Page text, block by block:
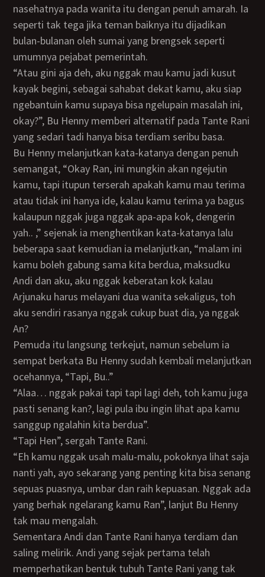
nasehatnya pada wanita itu dengan penuh amarah. Ia
seperti tak tega jika teman baiknya itu dijadikan
bulan-bulanan oleh sumai yang brengsek seperti
umumnya pejabat pemerintah.
“Atau gini aja deh, aku nggak mau kamu jadi kusut
kayak begini, sebagai sahabat dekat kamu, aku siap
ngebantuin kamu supaya bisa ngelupain masalah ini,
okay?”, Bu Henny memberi alternatif pada Tante Rani
yang sedari tadi hanya bisa terdiam seribu basa.
Bu Henny melanjutkan kata-katanya dengan penuh
semangat, “Okay Ran, ini mungkin akan ngejutin
kamu, tapi itupun terserah apakah kamu mau terima
atau tidak ini hanya ide, kalau kamu terima ya bagus
kalaupun nggak juga nggak apa-apa kok, dengerin
yah.. ,” sejenak ia menghentikan kata-katanya lalu
beberapa saat kemudian ia melanjutkan, “malam ini
kamu boleh gabung sama kita berdua, maksudku
Andi dan aku, aku nggak keberatan kok kalau
Arjunaku harus melayani dua wanita sekaligus, toh
aku sendiri rasanya nggak cukup buat dia, ya nggak
An?
Pemuda itu langsung terkejut, namun sebelum ia
sempat berkata Bu Henny sudah kembali melanjutkan
ocehannya, “Tapi, Bu..”
“Alaa… nggak pakai tapi tapi lagi deh, toh kamu juga
pasti senang kan?, lagi pula ibu ingin lihat apa kamu
sanggup ngalahin kita berdua”.
“Tapi Hen”, sergah Tante Rani.
“Eh kamu nggak usah malu-malu, pokoknya lihat saja
nanti yah, ayo sekarang yang penting kita bisa senang
sepuas puasnya, umbar dan raih kepuasan. Nggak ada
yang berhak ngelarang kamu Ran”, lanjut Bu Henny
tak mau mengalah.
Sementara Andi dan Tante Rani hanya terdiam dan
saling melirik. Andi yang sejak pertama telah
memperhatikan bentuk tubuh Tante Rani yang tak